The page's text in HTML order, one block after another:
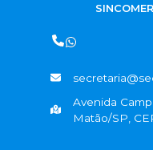
Avenida
Matão/SP,